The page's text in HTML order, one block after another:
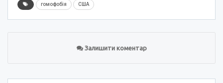
гомофобія США
Залишити коментар